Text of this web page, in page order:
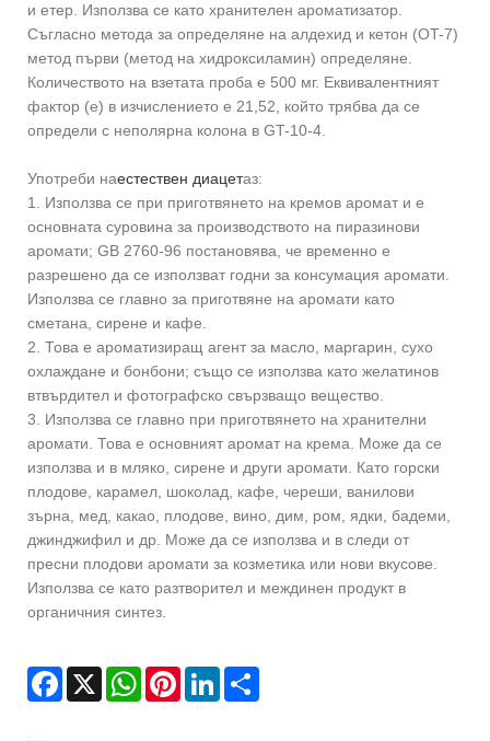
и етер. Използва се като хранителен ароматизатор.
Съгласно метода за определяне на алдехид и кетон (OT-7)
метод първи (метод на хидроксиламин) определяне.
Количеството на взетата проба е 500 мг. Еквивалентният
фактор (e) в изчислението е 21,52, който трябва да се
определи с неполярна колона в GT-10-4.
Употреби наестествен диацетаз:
1. Използва се при приготвянето на кремов аромат и е
основната суровина за производството на пиразинови
аромати; GB 2760-96 постановява, че временно е
разрешено да се използват годни за консумация аромати.
Използва се главно за приготвяне на аромати като
сметана, сирене и кафе.
2. Това е ароматизиращ агент за масло, маргарин, сухо
охлаждане и бонбони; също се използва като желатинов
втвърдител и фотографско свързващо вещество.
3. Използва се главно при приготвянето на хранителни
аромати. Това е основният аромат на крема. Може да се
използва и в мляко, сирене и други аромати. Като горски
плодове, карамел, шоколад, кафе, череши, ванилови
зърна, мед, какао, плодове, вино, дим, ром, ядки, бадеми,
джинджифил и др. Може да се използва и в следи от
пресни плодови аромати за козметика или нови вкусове.
Използва се като разтворител и междинен продукт в
органичния синтез.
Facebook
X WhatsAppPinterestLinkedIn